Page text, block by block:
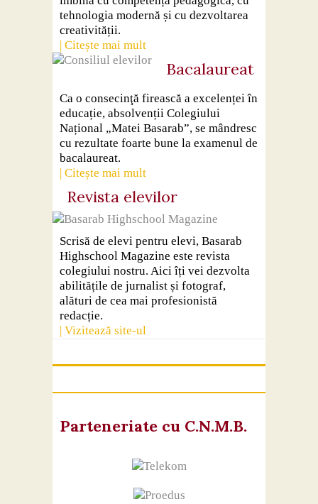
tehnologia modernă și cu dezvoltarea
creativității.
| Citește mai mult
Bacalaureat
Ca o consecinţă firească a excelenței în
educație, absolvenții Colegiului
Național „Matei Basarab”, se mândresc
cu rezultate foarte bune la examenul de
bacalaureat.
| Citește mai mult
Revista elevilor
Scrisă de elevi pentru elevi, Basarab
Highschool Magazine este revista
colegiului nostru. Aici îți vei dezvolta
abilitățile de jurnalist și fotograf,
alături de cea mai profesionistă
redacție.
| Vizitează site-ul
Parteneriate cu C.N.M.B.